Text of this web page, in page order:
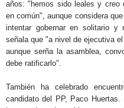
años: "hemos sido leales y creo
en común", aunque considera
intentar gobernar en solitario y
señala que "a nivel de ejecutiva
aunque serña la asamblea,
debe ratificarlo".
También ha celebrado
candidato del PP, Paco